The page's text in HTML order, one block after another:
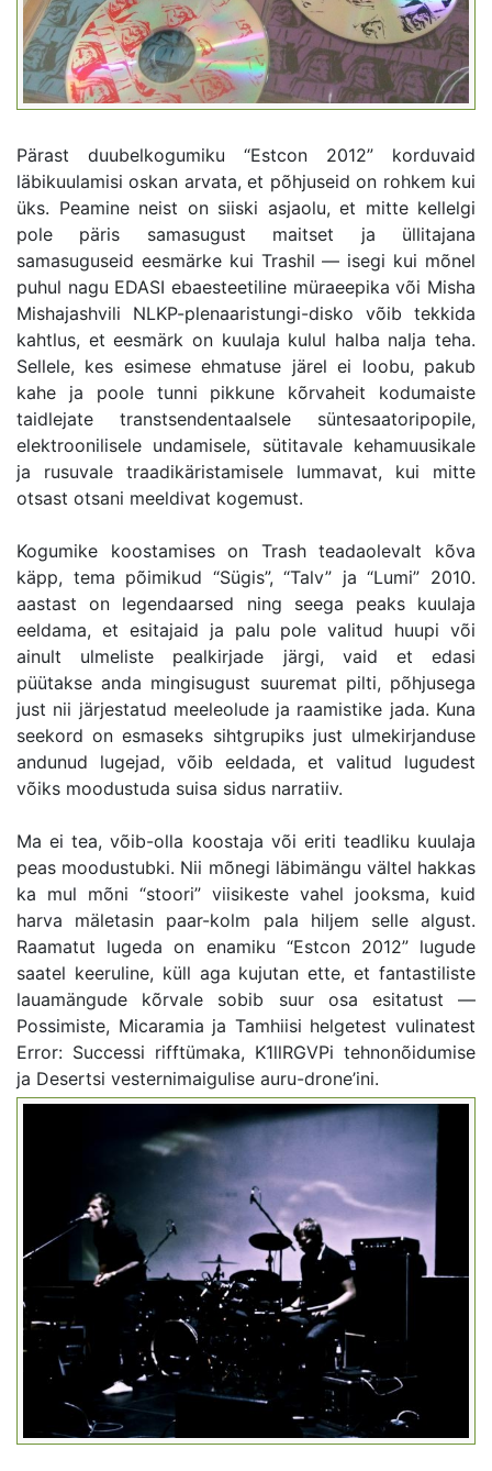
Pärast duubelkogumiku “Estcon 2012” korduvaid
läbikuulamisi oskan arvata, et põhjuseid on rohkem kui
üks. Peamine neist on siiski asjaolu, et mitte kellelgi
pole päris samasugust maitset ja üllitajana
samasuguseid eesmärke kui Trashil — isegi kui mõnel
puhul nagu EDASI ebaesteetiline müraeepika või Misha
Mishajashvili NLKP-plenaaristungi-disko võib tekkida
kahtlus, et eesmärk on kuulaja kulul halba nalja teha.
Sellele, kes esimese ehmatuse järel ei loobu, pakub
kahe ja poole tunni pikkune kõrvaheit kodumaiste
taidlejate transtsendentaalsele süntesaatoripopile,
elektroonilisele undamisele, sütitavale kehamuusikale
ja rusuvale traadikäristamisele lummavat, kui mitte
otsast otsani meeldivat kogemust.
Kogumike koostamises on Trash teadaolevalt kõva
käpp, tema põimikud “Sügis”, “Talv” ja “Lumi” 2010.
aastast on legendaarsed ning seega peaks kuulaja
eeldama, et esitajaid ja palu pole valitud huupi või
ainult ulmeliste pealkirjade järgi, vaid et edasi
püütakse anda mingisugust suuremat pilti, põhjusega
just nii järjestatud meeleolude ja raamistike jada. Kuna
seekord on esmaseks sihtgrupiks just ulmekirjanduse
andunud lugejad, võib eeldada, et valitud lugudest
võiks moodustuda suisa sidus narratiiv.
Ma ei tea, võib-olla koostaja või eriti teadliku kuulaja
peas moodustubki. Nii mõnegi läbimängu vältel hakkas
ka mul mõni “stoori” viisikeste vahel jooksma, kuid
harva mäletasin paar-kolm pala hiljem selle algust.
Raamatut lugeda on enamiku “Estcon 2012” lugude
saatel keeruline, küll aga kujutan ette, et fantastiliste
lauamängude kõrvale sobib suur osa esitatust —
Possimiste, Micaramia ja Tamhiisi helgetest vulinatest
Error: Successi rifftümaka, K1llRGVPi tehnonõidumise
ja Desertsi vesternimaigulise auru-drone’ini.